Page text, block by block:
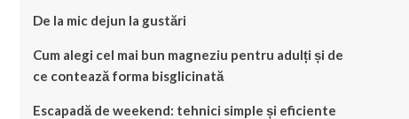
De la mic dejun la gustări
Cum alegi cel mai bun magneziu pentru adulți și de
ce contează forma bisglicinată
Escapadă de weekend: tehnici simple și eficiente